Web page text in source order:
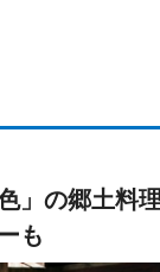
」の郷土料
も